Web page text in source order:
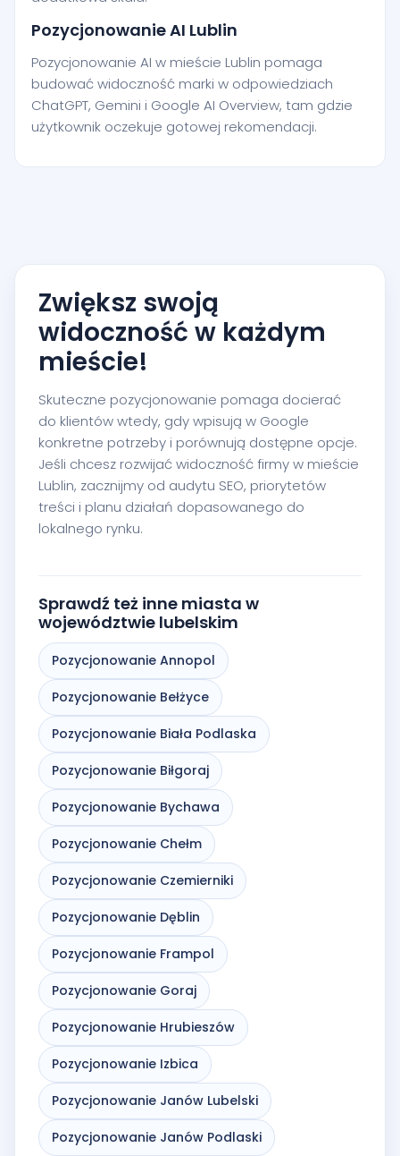
Pozycjonowanie AI Lublin
Pozycjonowanie AI w mieście Lublin pomaga
budować widoczność marki w odpowiedziach
ChatGPT, Gemini i Google AI Overview, tam gdzie
użytkownik oczekuje gotowej rekomendacji.
Zwiększ swoją
widoczność w każdym
mieście!
Skuteczne pozycjonowanie pomaga docierać
do klientów wtedy, gdy wpisują w Google
konkretne potrzeby i porównują dostępne opcje.
Jeśli chcesz rozwijać widoczność firmy w mieście
Lublin, zacznijmy od audytu SEO, priorytetów
treści i planu działań dopasowanego do
lokalnego rynku.
Sprawdź też inne miasta w
województwie lubelskim
Pozycjonowanie Annopol
Pozycjonowanie Bełżyce
Pozycjonowanie Biała Podlaska
Pozycjonowanie Biłgoraj
Pozycjonowanie Bychawa
Pozycjonowanie Chełm
Pozycjonowanie Czemierniki
Pozycjonowanie Dęblin
Pozycjonowanie Frampol
Pozycjonowanie Goraj
Pozycjonowanie Hrubieszów
Pozycjonowanie Izbica
Pozycjonowanie Janów Lubelski
Pozycjonowanie Janów Podlaski